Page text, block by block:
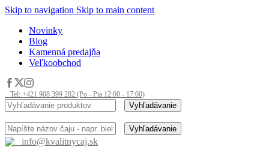
Skip to navigation Skip to main content
Novinky
Blog
Kamenná predajňa
Veľkoobchod
Tel: +421 908 399 282 (Po - Pia 12:00 - 17:00)
Vyhľadávanie
Vyhľadávanie
info@kvalitnycaj.sk